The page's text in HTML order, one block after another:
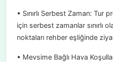
• Sınırlı Serbest Zaman: Tur
için serbest zamanlar sınırlı
noktaları rehber eşliğinde
• Mevsime Bağlı Hava